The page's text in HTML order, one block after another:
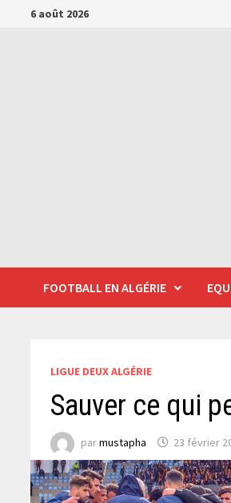
Passer6 août 2026
FOOTBALL EN ALGÉRIE
LIGUE DEUX ALGÉRIE
Sauver ce qui
parmustapha 23 février